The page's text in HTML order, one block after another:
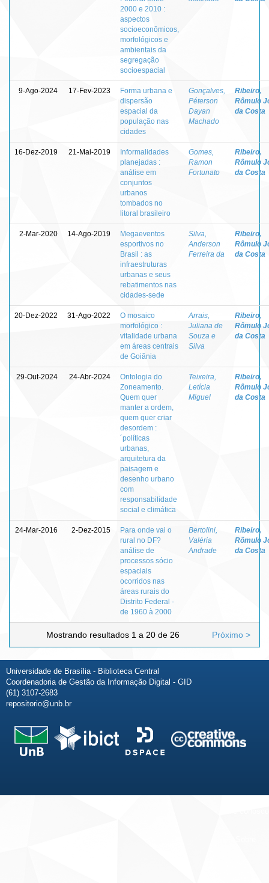
2000 e 2010 :
aspectos
socioeconômicos,
morfológicos e
ambientais da
segregação
socioespacial
9-Ago-2024 17-Fev-2023
Forma urbana e
dispersão
espacial da
população nas
cidades
Gonçalves,
Péterson
Dayan
Machado
Ribeiro,
Rômulo
da Costa
16-Dez-2019 21-Mai-2019
Informalidades
planejadas :
análise em
conjuntos
urbanos
tombados no
litoral brasileiro
Gomes,
Ramon
Fortunato
Ribeiro,
Rômulo
da Costa
2-Mar-2020 14-Ago-2019
Megaeventos
esportivos no
Brasil : as
infraestruturas
urbanas e seus
rebatimentos nas
cidades-sede
Silva,
Anderson
Ferreira da
Ribeiro,
Rômulo
da Costa
20-Dez-2022 31-Ago-2022
O mosaico
morfológico :
vitalidade urbana
em áreas centrais
de Goiânia
Arrais,
Juliana de
Souza e
Silva
Ribeiro,
Rômulo
da Costa
29-Out-2024 24-Abr-2024
Ontologia do
Zoneamento.
Quem quer
manter a ordem,
quem quer criar
desordem :
´políticas
urbanas,
arquitetura da
paisagem e
desenho urbano
com
responsabilidade
social e climática
Teixeira,
Letícia
Miguel
Ribeiro,
Rômulo
da Costa
24-Mar-2016 2-Dez-2015
Para onde vai o
rural no DF?
análise de
processos sócio
espaciais
ocorridos nas
áreas rurais do
Distrito Federal -
de 1960 à 2000
Bertolini,
Valéria
Andrade
Ribeiro,
Rômulo
da Costa
Mostrando resultados 1 a 20 de 26 Próximo >
Universidade de Brasília - Biblioteca Central
Coordenadoria de Gestão da Informação Digital - GID
(61) 3107-2683
repositorio@unb.br